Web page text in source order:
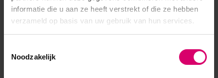
informatie die u aan ze heeft verstrekt of die ze hebben
verzameld op basis van uw gebruik van hun services.
Noodzakelijk